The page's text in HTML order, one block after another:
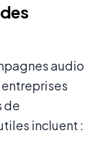
audio
de
incluent :